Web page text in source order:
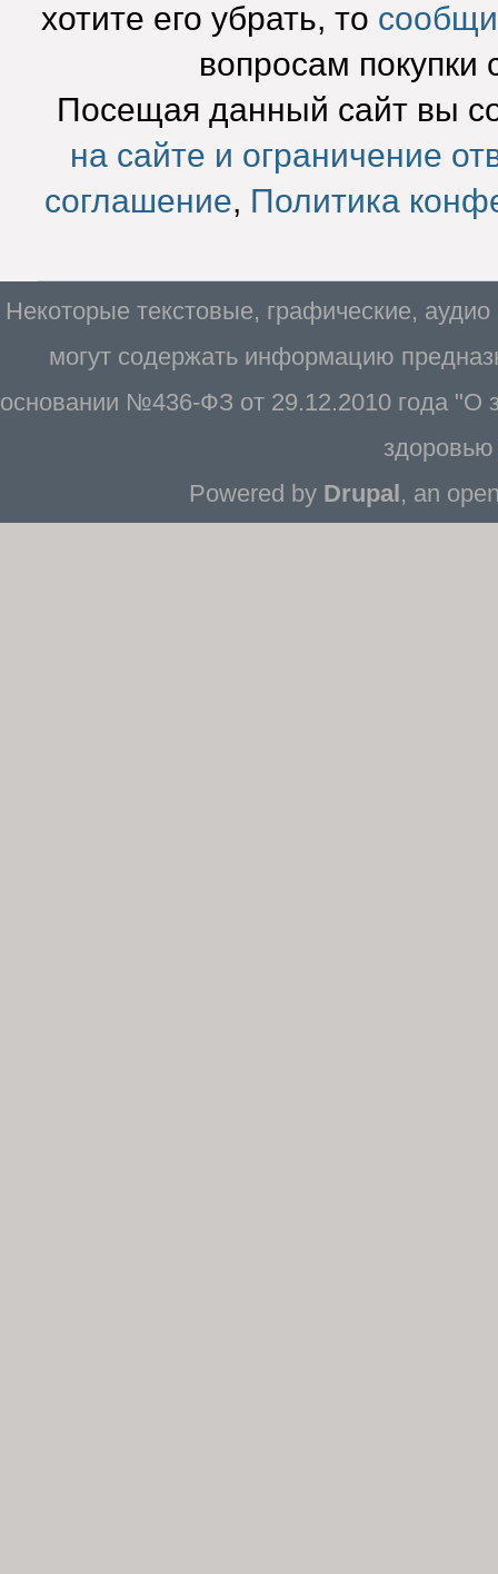
хотите его убрать, то
вопросам покупки
Посещая данный сайт вы
на сайте и ограничение
соглашение, Политика
Некоторые текстовые, графические,
могут содержать информацию
основании №436-ФЗ от 29.12.2010 года "О
Powered by Drupal , an